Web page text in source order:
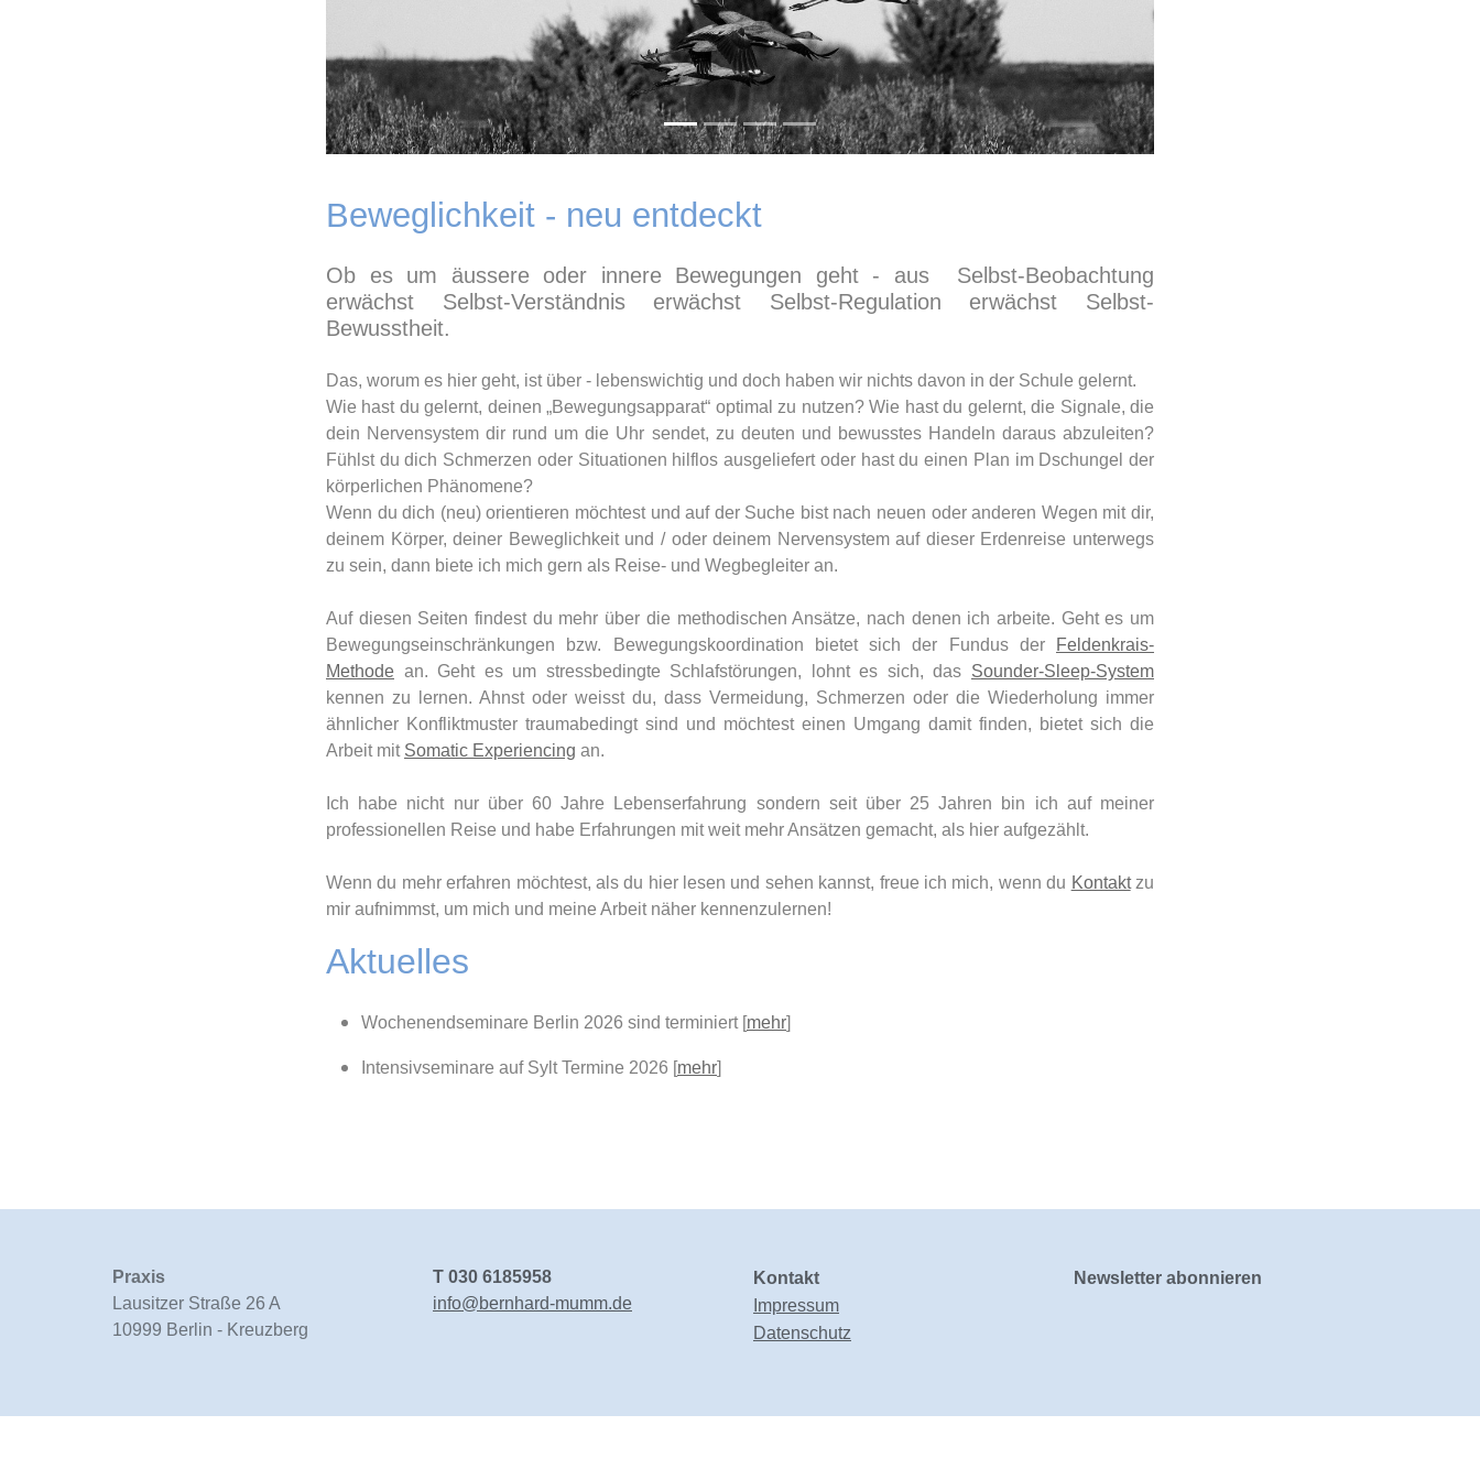
Beweglichkeit - neu entdeckt
Ob es um äussere oder innere Bewegungen geht - aus Selbst-Beobachtung
erwächst Selbst-Verständnis erwächst Selbst-Regulation erwächst Selbst-
Bewusstheit.
Das, worum es hier geht, ist über - lebenswichtig und doch haben wir nichts davon in der Schule gelernt.
Wie hast du gelernt, deinen „Bewegungsapparat“ optimal zu nutzen? Wie hast du gelernt, die Signale, die
dein Nervensystem dir rund um die Uhr sendet, zu deuten und bewusstes Handeln daraus abzuleiten?
Fühlst du dich Schmerzen oder Situationen hilflos ausgeliefert oder hast du einen Plan im Dschungel der
körperlichen Phänomene?
Wenn du dich (neu) orientieren möchtest und auf der Suche bist nach neuen oder anderen Wegen mit dir,
deinem Körper, deiner Beweglichkeit und / oder deinem Nervensystem auf dieser Erdenreise unterwegs
zu sein, dann biete ich mich gern als Reise- und Wegbegleiter an.
Auf diesen Seiten findest du mehr über die methodischen Ansätze, nach denen ich arbeite. Geht es um
Bewegungseinschränkungen bzw. Bewegungskoordination bietet sich der Fundus der
Feldenkrais-
Methode an. Geht es um stressbedingte Schlafstörungen, lohnt es sich, das Sounder-Sleep-System
kennen zu lernen. Ahnst oder weisst du, dass Vermeidung, Schmerzen oder die Wiederholung immer
ähnlicher Konfliktmuster traumabedingt sind und möchtest einen Umgang damit finden, bietet sich die
Arbeit mit Somatic Experiencing an.
Ich habe nicht nur über 60 Jahre Lebenserfahrung sondern seit über 25 Jahren bin ich auf meiner
professionellen Reise und habe Erfahrungen mit weit mehr Ansätzen gemacht, als hier aufgezählt.
Wenn du mehr erfahren möchtest, als du hier lesen und sehen kannst, freue ich mich, wenn du Kontaktzu
mir aufnimmst, um mich und meine Arbeit näher kennenzulernen!
Aktuelles
Wochenendseminare Berlin 2026 sind terminiert [mehr]
Intensivseminare auf Sylt Termine 2026 [mehr]
Praxis
Lausitzer Straße 26 A
10999 Berlin - Kreuzberg
T 030 6185958
info@bernhard-mumm.de
Kontakt
Impressum
Datenschutz
Newsletter abonnieren